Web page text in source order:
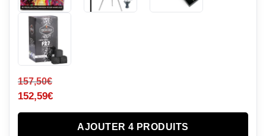
157,50€
152,59€
AJOUTER 4 PRODUITS